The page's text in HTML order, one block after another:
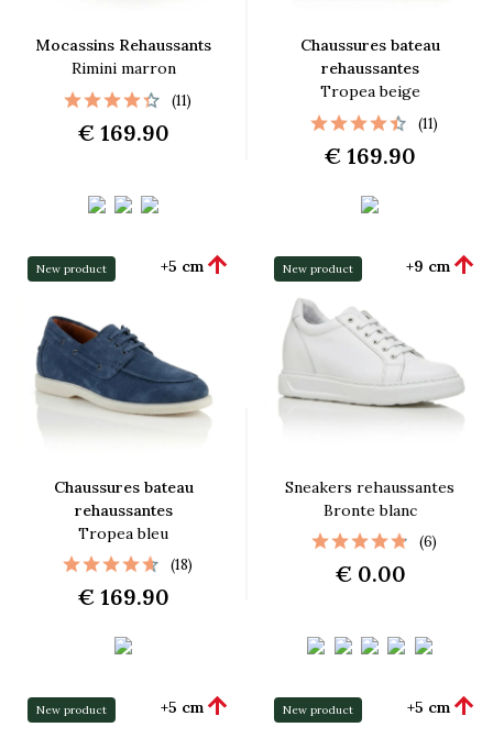
Mocassins Rehaussants
Rimini marron
(11)
€ 169.90
Chaussures bateau
rehaussantes
Tropea beige
(11)
€ 169.90
New product
Chaussures bateau
rehaussantes
Tropea bleu
+5 cm 
(18)
€ 169.90
New product
Sneakers rehaussantes
Bronte blanc
+9 cm 
(6)
€ 0.00
New product +5 cm  New product +5 cm 